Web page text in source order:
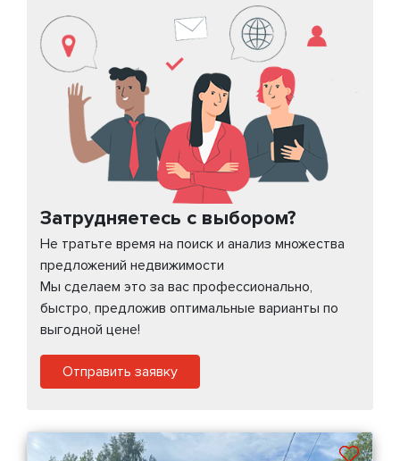
Затрудняетесь с выбором?
Не тратьте время на поиск и анализ множества
предложений недвижимости
Мы сделаем это за вас профессионально,
быстро, предложив оптимальные варианты по
выгодной цене!
Отправить заявку